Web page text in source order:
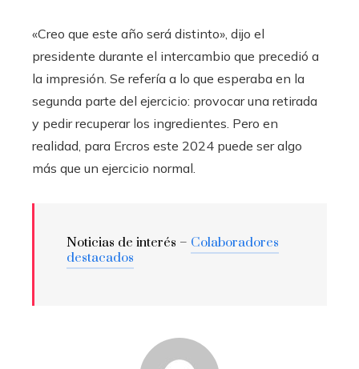
«Creo que este año será distinto», dijo el
presidente durante el intercambio que precedió a
la impresión. Se refería a lo que esperaba en la
segunda parte del ejercicio: provocar una retirada
y pedir recuperar los ingredientes. Pero en
realidad, para Ercros este 2024 puede ser algo
más que un ejercicio normal.
Noticias de interés – Colaboradores
destacados